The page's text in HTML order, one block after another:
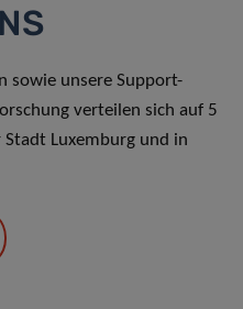
sowie unsere Support-
verteilen sich auf 5
Luxemburg und in